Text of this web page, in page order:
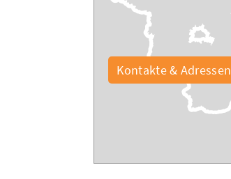
Kontakte & Adressen